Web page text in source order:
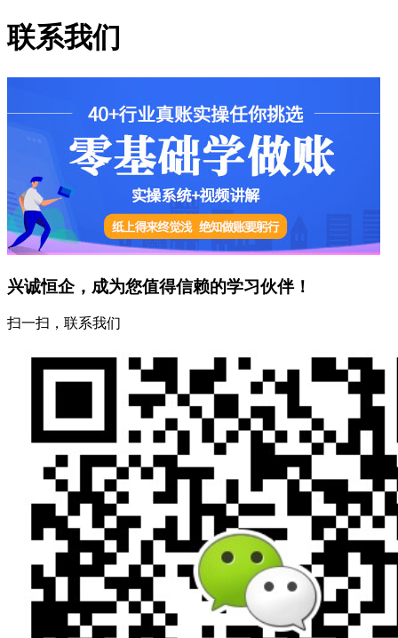
联系我们
兴诚恒企，成为您值得信赖的学习伙伴！
扫一扫，联系我们